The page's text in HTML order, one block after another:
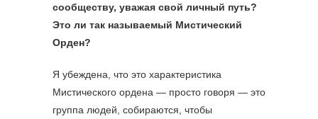
сообществу, уважая свой личный путь?
Это ли так называемый Мистический
Орден?
Я убеждена, что это характеристика
Мистического ордена — просто говоря — это
группа людей, собираются, чтобы